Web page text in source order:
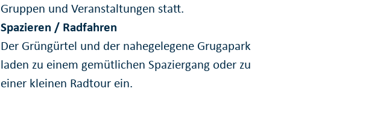
Gruppen und Veranstaltungen statt.
Spazieren / Radfahren
Der Grüngürtel und der nahegelegene Grugapark
laden zu einem gemütlichen Spaziergang oder zu
einer kleinen Radtour ein.